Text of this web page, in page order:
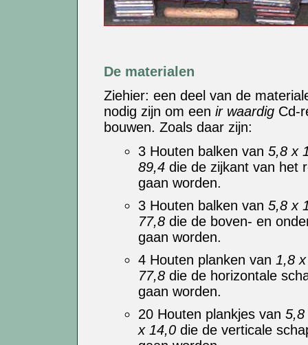
De materialen
Ziehier: een deel van de
nodig zijn om een ir waardig Cd-
bouwen. Zoals daar zijn:
3 Houten balken van 5,8 x
89,4 die de zijkant van het
gaan worden.
3 Houten balken van 5,8 x
77,8 die de boven- en
gaan worden.
4 Houten planken van 1,8
77,8 die de horizontale
gaan worden.
20 Houten plankjes van 5,8
x 14,0 die de verticale